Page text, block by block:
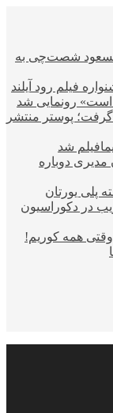
مسعود شصت‌چی به
است» رونمایی شد
ابریشم گرفت؛ پوستر منتشر
شد
مدیری دوباره
پلی یورتان
در دکوراسیون
همه کوریم!